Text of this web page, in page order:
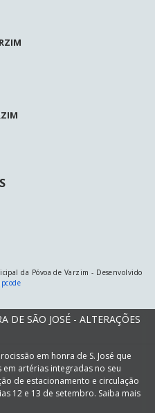
da Póvoa de Varzim - Desenvolvido
DE SÃO JOSÉ - ALTERAÇÕES
em honra de S. José que
artérias integradas no seu
de estacionamento e circulação
12 e 13 de setembro. Saiba mais